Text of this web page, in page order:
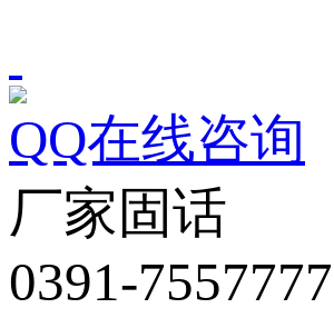
QQ在线咨询
厂家固话
0391-7557777